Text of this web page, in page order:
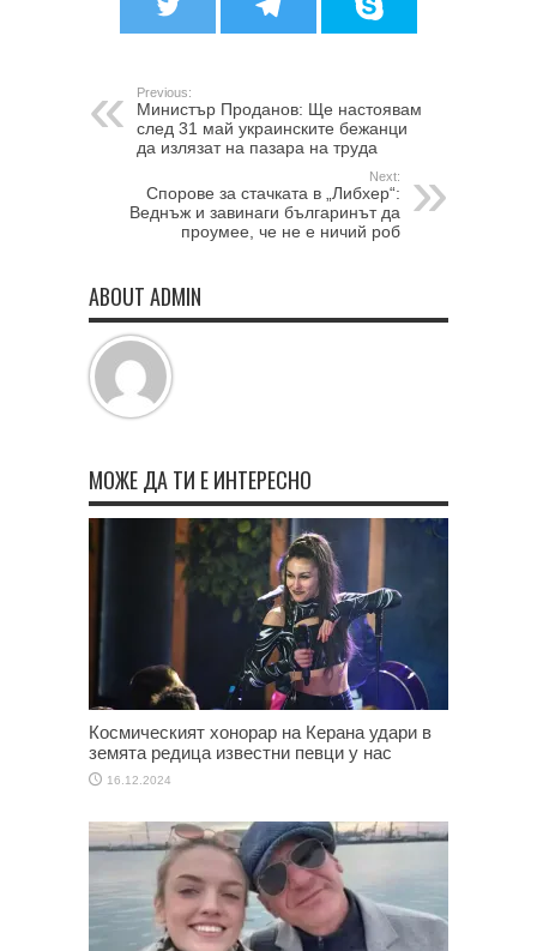
Previous:
Министър Проданов: Ще настоявам
след 31 май украинските бежанци
да излязат на пазара на труда
Next:
Спорове за стачката в „Либхер“:
Веднъж и завинаги българинът да
проумее, че не е ничий роб
ABOUT ADMIN
МОЖЕ ДА ТИ Е ИНТЕРЕСНО
Космическият хонорар на Керана удари в
земята редица известни певци у нас
16.12.2024